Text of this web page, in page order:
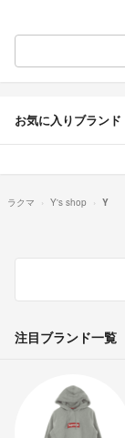
お気に入りブランド
ラクマ Y's shop Y
注目ブランド一覧